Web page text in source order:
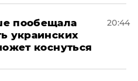
пообещала
украинских
коснуться
20:44